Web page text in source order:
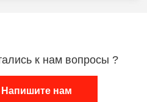
к нам вопросы ?
Напишите нам